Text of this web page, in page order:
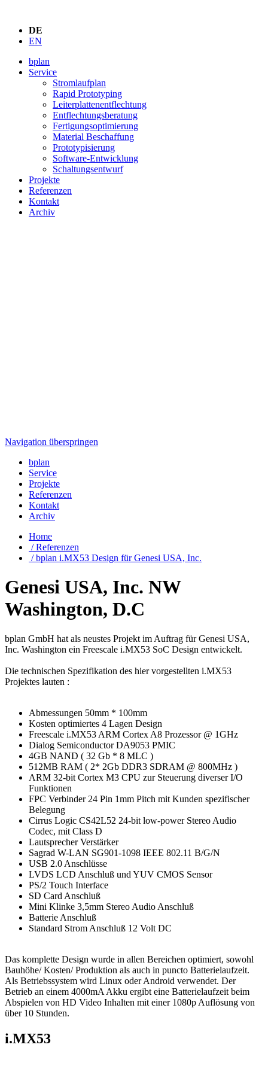
DE
bplan
Service
Stromlaufplan
Rapid Prototyping
Leiterplattenentflechtung
Entflechtungsberatung
Fertigungsoptimierung
Material Beschaffung
Prototypisierung
Software-Entwicklung
Schaltungsentwurf
Projekte
Referenzen
Kontakt
bplan
Service
Projekte
Referenzen
Kontakt
Home
/ Referenzen
Genesi USA, Inc. NW
Washington, D.C
bplan GmbH hat als neustes Projekt im Auftrag für Genesi USA,
Die technischen Spezifikation des hier vorgestellten i.MX53
Abmessungen 50mm * 100mm
Kosten optimiertes 4 Lagen Design
Freescale i.MX53 ARM Cortex A8 Prozessor @ 1GHz
Dialog Semiconductor DA9053 PMIC
4GB NAND ( 32 Gb * 8 MLC )
512MB RAM ( 2* 2Gb DDR3 SDRAM @ 800MHz )
ARM 32-bit Cortex M3 CPU zur Steuerung diverser I/O
Funktionen
FPC Verbinder 24 Pin 1mm Pitch mit Kunden spezifischer
Belegung
Cirrus Logic CS42L52 24-bit low-power Stereo Audio
Codec, mit Class D
Lautsprecher Verstärker
Sagrad W-LAN SG901-1098 IEEE 802.11 B/G/N
USB 2.0 Anschlüsse
LVDS LCD Anschluß und YUV CMOS Sensor
PS/2 Touch Interface
SD Card Anschluß
Mini Klinke 3,5mm Stereo Audio Anschluß
Batterie Anschluß
Das komplette Design wurde in allen Bereichen optimiert, sowohl
Bauhöhe/ Kosten/ Produktion als auch in puncto Batterielaufzeit.
Als Betriebssystem wird Linux oder Android verwendet. Der
Betrieb an einem 4000mA Akku ergibt eine Batterielaufzeit beim
Abspielen von HD Video Inhalten mit einer 1080p Auflösung von